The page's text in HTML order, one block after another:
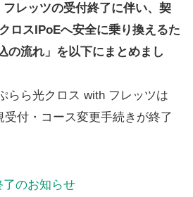
レッツの受付終了に伴い、契
ロスIPoEへ安全に乗り換えるた
の流れ」を以下にまとめまし
らら光クロス with フレッツは
受付・コース変更手続きが終了
のお知らせ